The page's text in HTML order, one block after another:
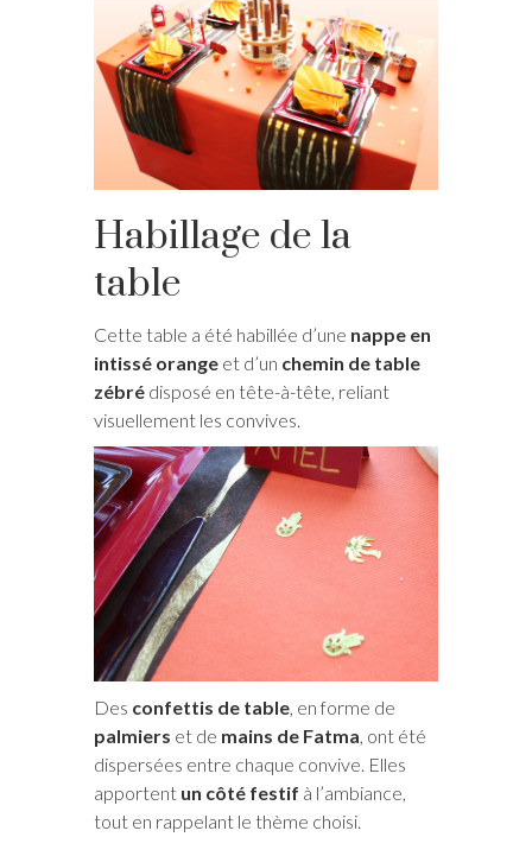
Habillage de la
table
Cette table a été habillée d’une nappe en
intissé orange et d’un chemin de table
zébré disposé en tête-à-tête, reliant
visuellement les convives.
Des confettis de table , en forme de
palmiers et de mains de Fatma , ont été
dispersées entre chaque convive. Elles
apportent un côté festif à l’ambiance,
tout en rappelant le thème choisi.